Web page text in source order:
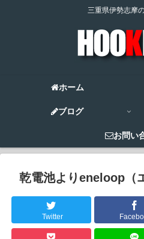
三重県伊勢志摩
ホーム
ブログ
お問い
乾電池よりeneloop（
Twitter